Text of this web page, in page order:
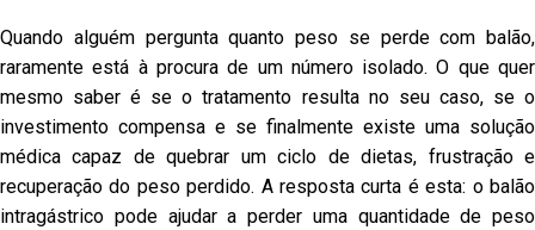
Quando alguém pergunta quanto peso se perde com balão,
raramente está à procura de um número isolado. O que quer
mesmo saber é se o tratamento resulta no seu caso, se o
investimento compensa e se finalmente existe uma solução
médica capaz de quebrar um ciclo de dietas, frustração e
recuperação do peso perdido. A resposta curta é esta: o balão
intragástrico pode ajudar a perder uma quantidade de peso